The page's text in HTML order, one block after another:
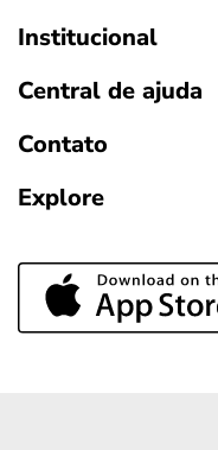
Institucional
Central de ajuda
Contato
Explore